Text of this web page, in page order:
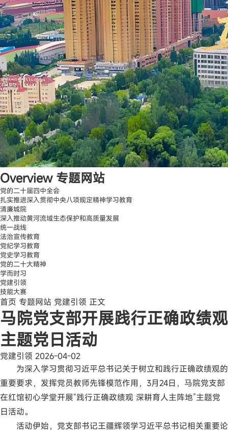
Overview专题网站
党的二十届四中全会
扎实推进深入贯彻中央八项规定精神学习教育
清廉城院
深入推动黄河流域生态保护和高质量发展
统一战线
法治宣传教育
党纪学习教育
党史学习教育
党的二十大精神
学而时习
党建引领
技能大赛
首页 专题网站 党建引领 正文
马院党支部开展践行正确政绩观
主题党日活动
党建引领 2026-04-02
为深入学习贯彻习近平总书记关于树立和践行正确政绩观的
重要要求，发挥党员教师先锋模范作用，3月24日，马院党支部
在红馆初心学堂开展“践行正确政绩观 深耕育人主阵地”主题党
日活动。
活动伊始，党支部书记王疆辉领学习近平总书记相关重要论